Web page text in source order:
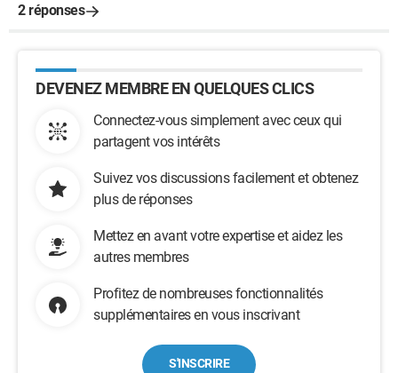
2 réponses
DEVENEZ MEMBRE EN QUELQUES CLICS
Connectez-vous simplement avec ceux qui
partagent vos intérêts
Suivez vos discussions facilement et obtenez
plus de réponses
Mettez en avant votre expertise et aidez les
autres membres
Profitez de nombreuses fonctionnalités
supplémentaires en vous inscrivant
S'INSCRIRE